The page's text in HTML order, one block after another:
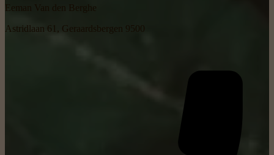
Astridlaan 61, Geraardsbergen 9500